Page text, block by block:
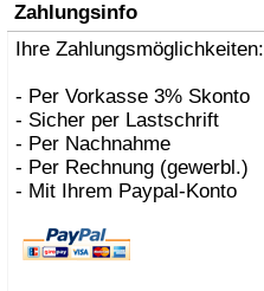
Zahlungsinfo
Ihre Zahlungsmöglichkeiten:
- Per Vorkasse 3% Skonto
- Sicher per Lastschrift
- Per Nachnahme
- Per Rechnung (gewerbl.)
- Mit Ihrem Paypal-Konto